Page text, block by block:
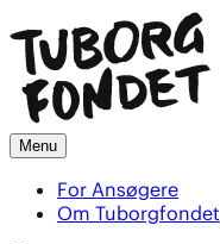
Menu
For Ansøgere
Om Tuborgfondet